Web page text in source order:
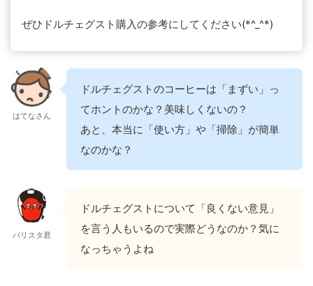
ぜひドルチェグスト購入の参考にしてください(*^_^*)
はてなさん
ドルチェグストのコーヒーは「まずい」っ
てホントのかな？美味しくないの？
あと、本当に「使い方」や「掃除」が簡単
なのかな？
バリスタ君
ドルチェグストについて「良くない意見」
を言う人もいるので実際どうなのか？気に
なっちゃうよね